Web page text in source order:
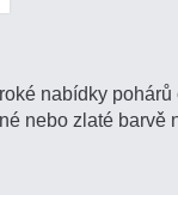
nabídky pohárů
nebo zlaté barvě